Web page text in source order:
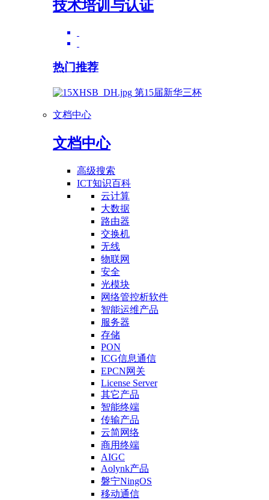
技术培训与认证
热门推荐
第15届新华三杯
文档中心
文档中心
高级搜索
ICT知识百科
云计算
大数据
路由器
交换机
无线
物联网
安全
光模块
网络管控析软件
智能运维产品
服务器
存储
PON
ICG信息通信
EPCN网关
License Server
其它产品
智能终端
传输产品
云简网络
商用终端
AIGC
Aolynk产品
磐宁NingOS
移动通信